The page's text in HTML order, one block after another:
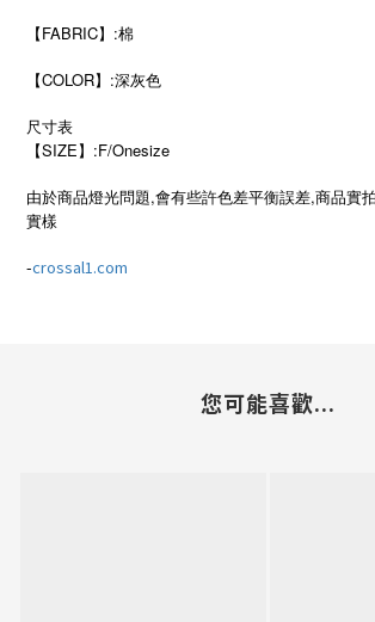
【FABRIC】:棉
【COLOR】:深灰色
尺寸表
【SIZE 】 :F/Onesize
由於商品燈光問題,會有些許色差平衡誤差,商品實
實樣
-crossal1.com
您可能喜歡...